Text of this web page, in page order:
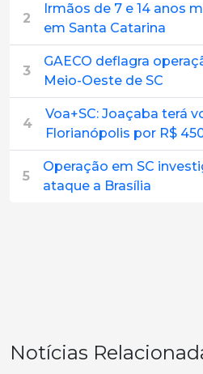
2
Irmãos de 7 e 14 anos
em Santa Catarina
3
GAECO deflagra
Meio-Oeste de SC
4
Voa+SC: Joaçaba terá
Florianópolis por R$
5
Operação em SC
ataque a Brasília
Notícias